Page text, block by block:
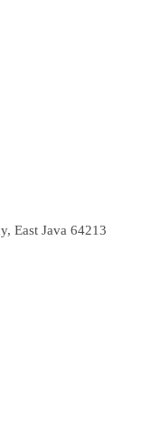
East Java 64213